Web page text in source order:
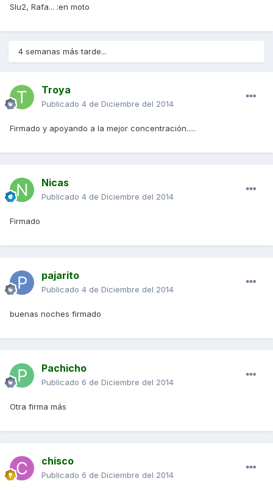
Slu2, Rafa... :en moto
4 semanas más tarde...
Troya
Publicado 4 de Diciembre del 2014
Firmado y apoyando a la mejor concentración.....
Nicas
Publicado 4 de Diciembre del 2014
Firmado
pajarito
Publicado 4 de Diciembre del 2014
buenas noches firmado
Pachicho
Publicado 6 de Diciembre del 2014
Otra firma más
chisco
Publicado 6 de Diciembre del 2014